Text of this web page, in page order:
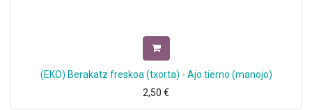
(EKO) Berakatz freskoa (txorta) - Ajo tierno (manojo)
2,50 €